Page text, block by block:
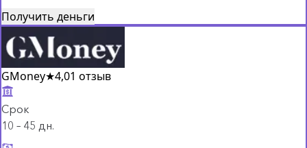
Получить деньги
GMoney★4,01 отзыв
Срок
10 – 45 дн.